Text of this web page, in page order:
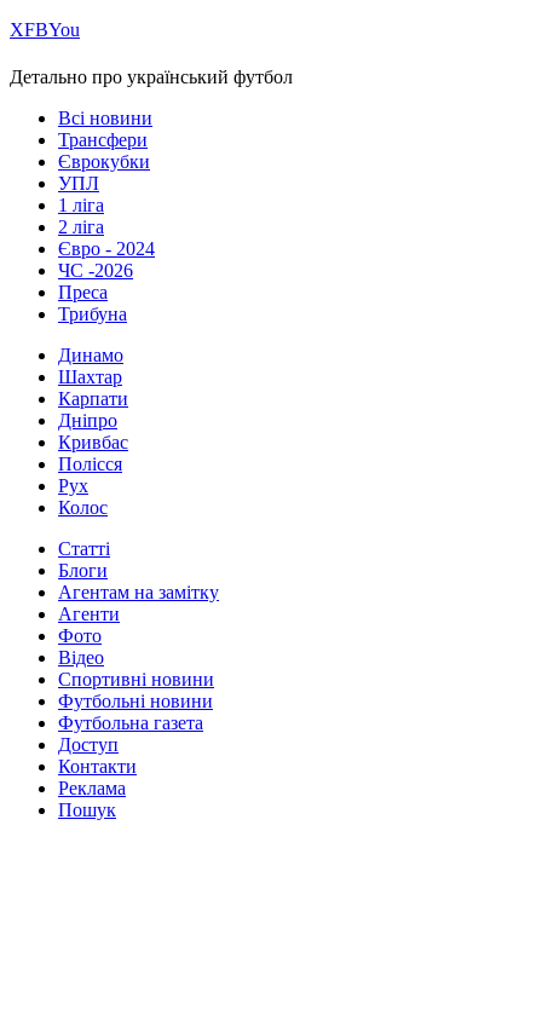
ХFBYou
Детально про український футбол
Всі новини
Трансфери
Єврокубки
УПЛ
1 ліга
2 ліга
Євро - 2024
ЧС -2026
Преса
Трибуна
Динамо
Шахтар
Карпати
Дніпро
Кривбас
Полісся
Рух
Колос
Статті
Блоги
Агентам на замітку
Агенти
Фото
Відео
Спортивні новини
Футбольні новини
Футбольна газета
Доступ
Контакти
Реклама
Пошук